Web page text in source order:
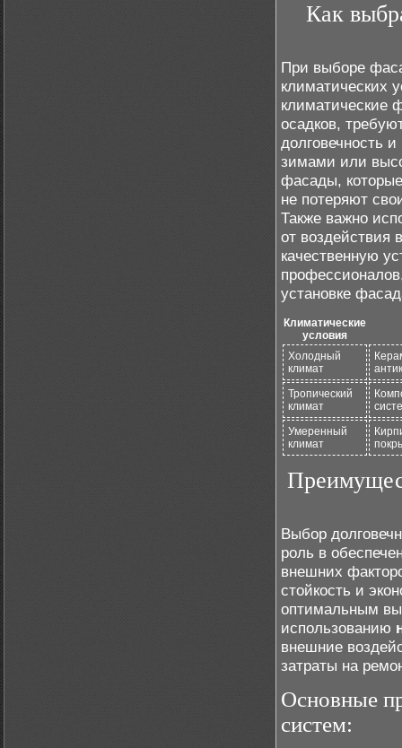
Как
При выборе
климатических
климатические
осадков,
долговечность
зимами или
фасады,
не потеряют
Также важно
от воздействия
качественную
установке
Климатические
условия
Холодный
климат
Тропический
климат
Умеренный
климат
Выбор
роль в
внешних
стойкость и
оптимальным
использованию
внешние
затраты на
Основные
систем: